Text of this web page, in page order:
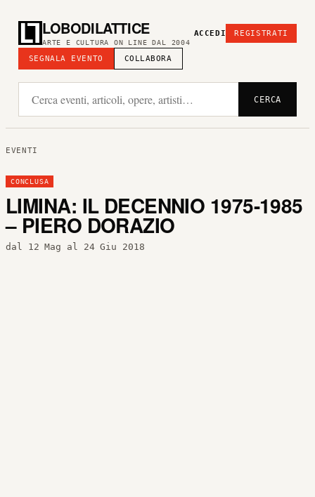
LOBODILATTICE
ARTE E CULTURA ON LINE DAL 2004
SEGNALA EVENTO COLLABORA
ACCEDI REGISTRATI
CERCA
EVENTI
CONCLUSA
LIMINA: IL DECENNIO 1975-1985
– PIERO DORAZIO
dal 12 Mag al 24 Giu 2018